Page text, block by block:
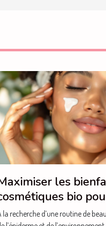
les
bio
la recherche d’une routine de